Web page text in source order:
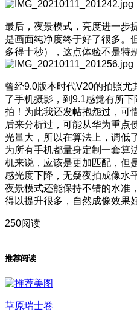
最后，夜景模式，亮度进一步
是画面纯净度终于好了很多。
多得十秒），这点体验不是特
曾经9.0版本时代V20的拍照尤
了手机摄影，到9.1感觉有所
拍！为此我还发帖抱怨过，可
后来分析过，可能从华为重点
光量大，所以在算法上，调低
为所有手机都量身定制一套算
机来说，应该是更加匹配，但
感光度下降，无疑夜拍成像水
夜景模式还能保持不错的水准
得以提升很多，自然成像效果
250阅读
推荐阅读
草原瑞士卷